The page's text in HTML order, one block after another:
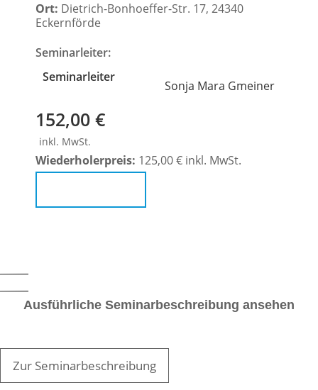
Ort: Dietrich-Bonhoeffer-Str. 17, 24340
Eckernförde
Seminarleiter:
Seminarleiter
Sonja Mara Gmeiner
152,00 €
inkl. MwSt.
Wiederholerpreis: 125,00 € inkl. MwSt.
Ausführliche Seminarbeschreibung ansehen
Zur Seminarbeschreibung